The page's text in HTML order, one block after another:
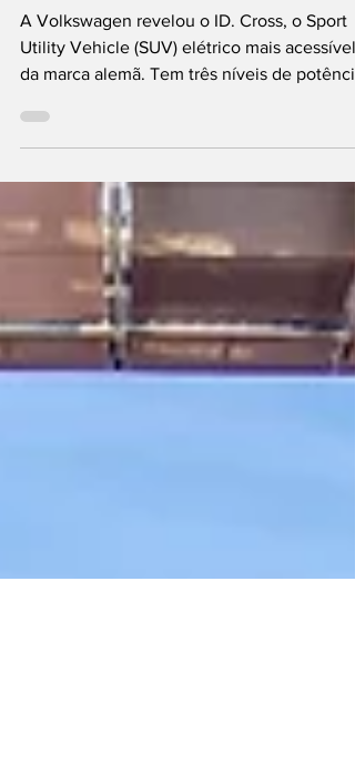
Volkswagen
VW ID. Cross: SUV
por 28.000 €
da marca alemã. Tem três níveis de potência
e duas opções de bateria, a maior, com 52
kWh de capacidade, permite uma autonomia
de até 427 km. Disponível para encomendas
já no final do mês, mas apenas nas versões
menos acessíveis. A mais barata, prevista só
para uma segunda vaga da fase de
lançamento, será proposta por cerca de